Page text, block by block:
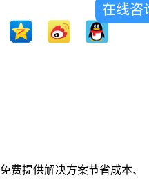
免费提供解决方案节省成本、
在线咨